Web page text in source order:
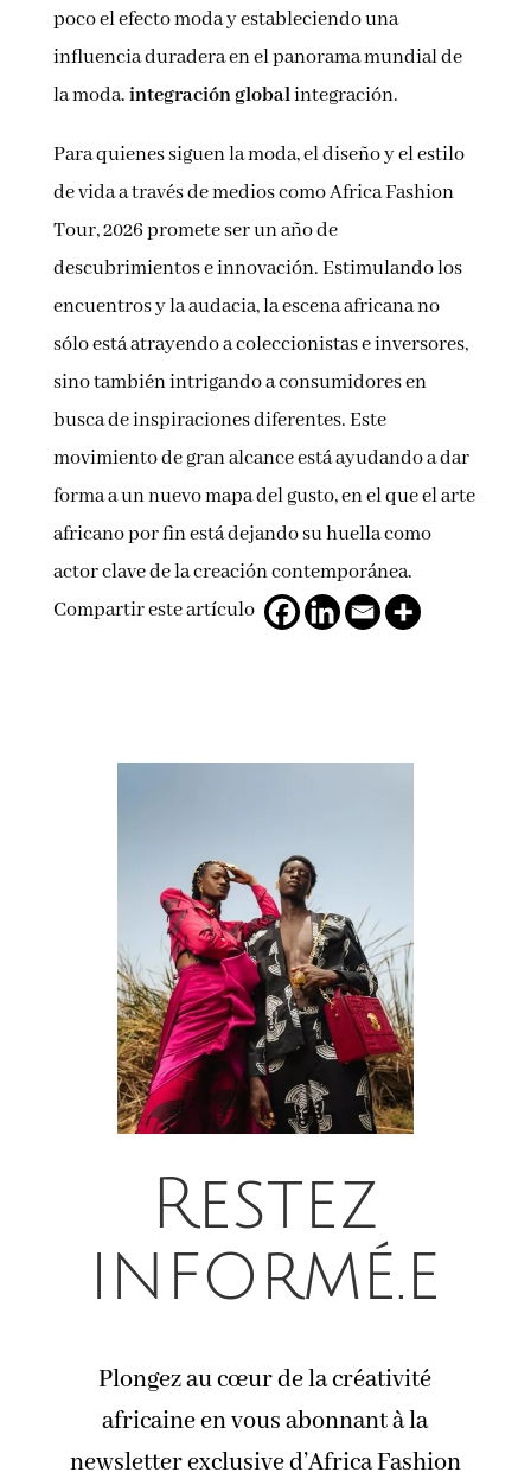
poco el efecto moda y estableciendo una
influencia duradera en el panorama mundial de
la moda.integración globalintegración.
Para quienes siguen la moda, el diseño y el estilo
de vida a través de medios como Africa Fashion
Tour, 2026 promete ser un año de
descubrimientos e innovación. Estimulando los
encuentros y la audacia, la escena africana no
sólo está atrayendo a coleccionistas e inversores,
sino también intrigando a consumidores en
busca de inspiraciones diferentes. Este
movimiento de gran alcance está ayudando a dar
forma a un nuevo mapa del gusto, en el que el arte
africano por fin está dejando su huella como
actor clave de la creación contemporánea.
Compartir este artículo
Restez
informé.e
Plongez au cœur de la créativité
africaine en vous abonnant à la
newsletter exclusive d’Africa Fashion